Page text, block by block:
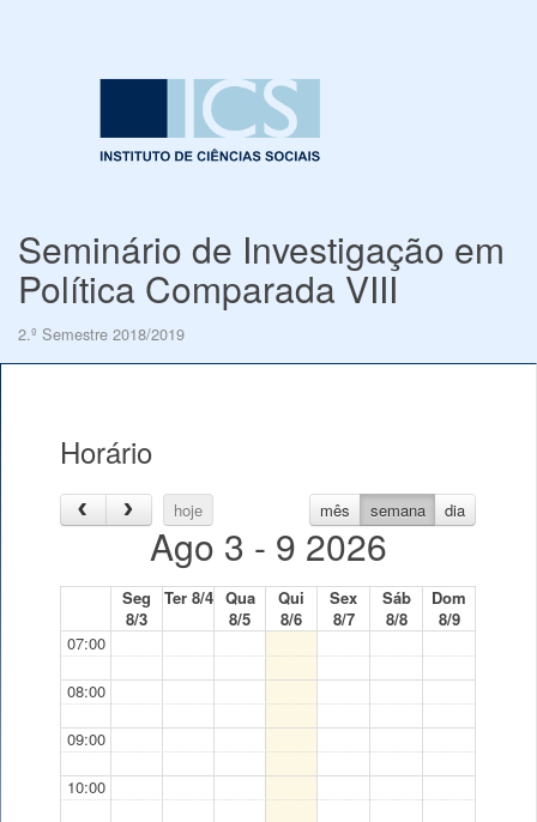
Seminário de Investigação em
Política Comparada VIII
2.º Semestre 2018/2019
Horário
hoje mês semana dia
Ago 3 - 9 2026
Seg
8/3
Ter 8/4 Qua
8/5
Qui
8/6
Sex
8/7
Sáb
8/8
Dom
8/9
07:00
08:00
09:00
10:00